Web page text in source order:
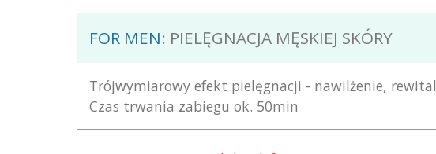
FOR MEN: PIELĘGNACJA MĘSKIEJ SKÓRY
Trójwymiarowy efekt pielęgnacji - nawilżenie,
Czas trwania zabiegu ok. 50min